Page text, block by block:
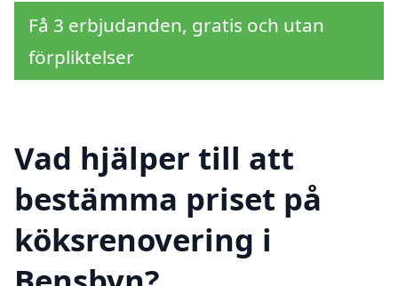
Få 3 erbjudanden, gratis och utan
förpliktelser
Vad hjälper till att
bestämma priset på
köksrenovering i